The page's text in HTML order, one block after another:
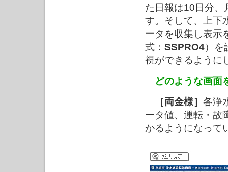
た日報は10日分、
す。そして、上下
ータを収集し表示
式： SSPRO4）を
視ができるように
どのような画面
［両金様］ 各浄
ータ値、運転・故
かるようになって